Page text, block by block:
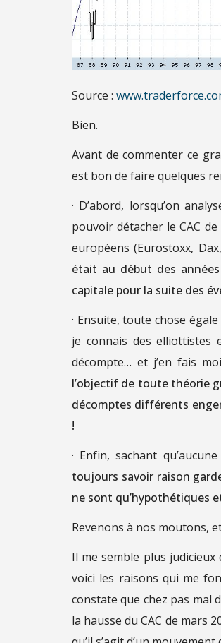
Source :
Bien.
Avant de commenter ce
est bon de faire quelques
· D’abord, lorsqu’on
pouvoir détacher le CAC
européens (Eurostoxx,
était au début des
capitale pour la suite des
· Ensuite, toute chose
je connais des
décompte… et j’en fais
l’objectif de toute théorie
décomptes différents
!
· Enfin, sachant
toujours savoir raison
ne sont qu’hypothétiques
Revenons à nos moutons,
Il me semble plus
voici les raisons qui me
constate que chez pas mal
la hausse du CAC de mars